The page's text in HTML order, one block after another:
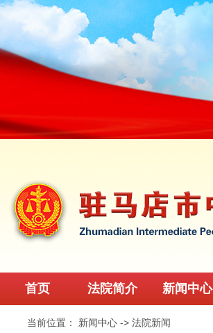
首页 法院简介 新闻中心
当前位置： 新闻中心 ->法院新闻